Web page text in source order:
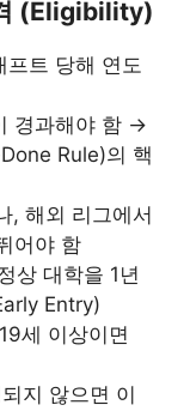
(Eligibility)
프트 당해 연도
경과해야 함 →
Rule)의 핵
, 해외 리그에서
어야 함
상 대학을 1년
Entry)
세 이상이면
지 않으면 이